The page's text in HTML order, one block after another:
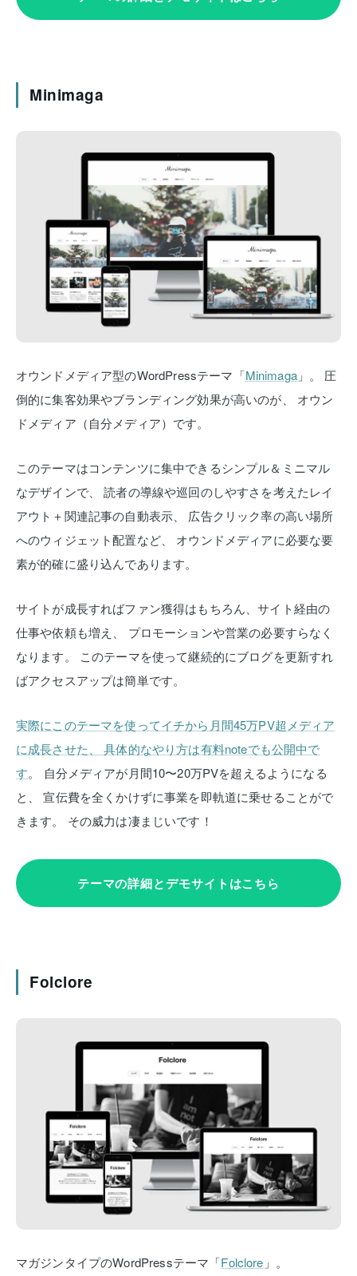
Minimaga
オウンドメディア型のWordPressテーマ「Minimaga」。
圧
倒的に集客効果やブランディング効果が高いのが、
オウン
ドメディア（自分メディア）です。
このテーマはコンテンツに集中できるシンプル＆ミニマル
なデザインで、
読者の導線や巡回のしやすさを考えたレイ
アウト＋関連記事の自動表示、
広告クリック率の高い場所
へのウィジェット配置など、
オウンドメディアに必要な要
素が的確に盛り込んであります。
サイトが成長すればファン獲得はもちろん、サイト経由の
仕事や依頼も増え、
プロモーションや営業の必要すらなく
なります。
このテーマを使って継続的にブログを更新すれ
ばアクセスアップは簡単です。
実際にこのテーマを使ってイチから月間45万PV超メディア
に成長させた、
具体的なやり方は有料noteでも公開中で
す。
自分メディアが月間10〜20万PVを超えるようになる
と、
宣伝費を全くかけずに事業を即軌道に乗せることがで
きます。
その威力は凄まじいです！
テーマの詳細とデモサイトはこちら
Folclore
マガジンタイプのWordPressテーマ「Folclore 」。